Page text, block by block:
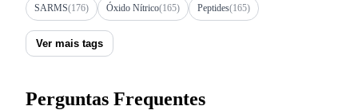
SARMS(176) Óxido Nítrico(165) Peptides(165)
Ver mais tags
Perguntas Frequentes